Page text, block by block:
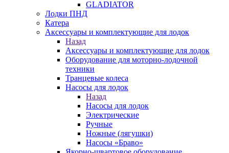
GLADIATOR
Лодки ПНД
Катера
Аксессуары и комплектующие для лодок
Назад
Аксессуары и комплектующие для лодок
Оборудование для моторно-лодочной
техники
Транцевые колеса
Насосы для лодок
Назад
Насосы для лодок
Электрические
Ручные
Ножные (лягушки)
Насосы «Браво»